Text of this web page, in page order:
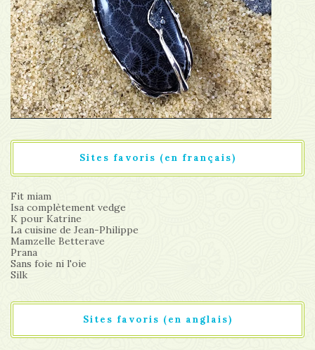
Sites favoris (en français)
Fit miam
Isa complètement vedge
K pour Katrine
La cuisine de Jean-Philippe
Mamzelle Betterave
Prana
Sans foie ni l'oie
Silk
Sites favoris (en anglais)